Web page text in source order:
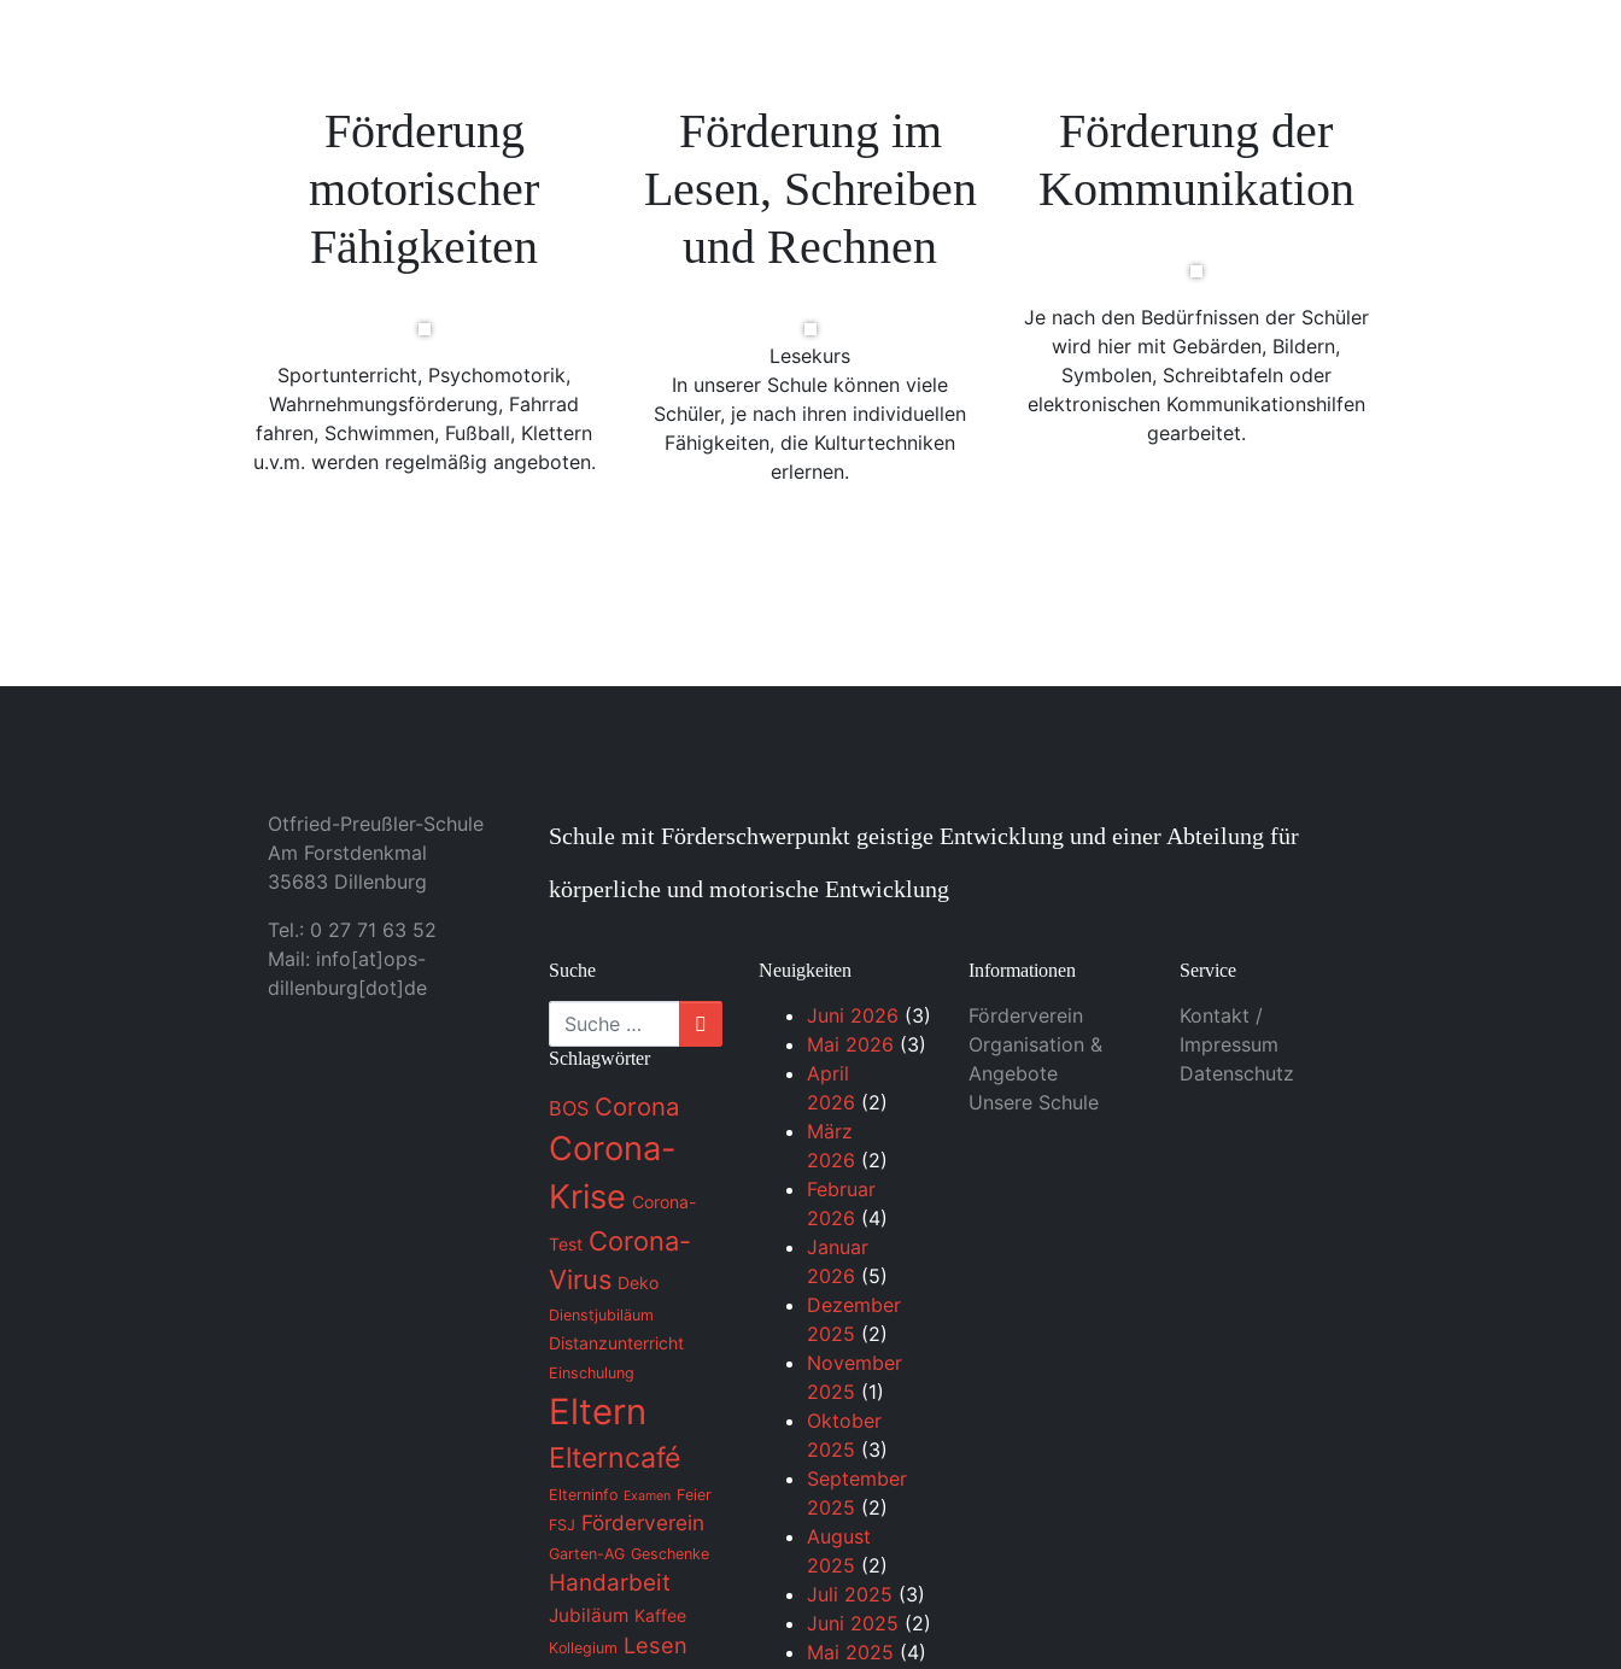
Förderung
motorischer
Fähigkeiten
Sportunterricht, Psychomotorik,
Wahrnehmungsförderung, Fahrrad
fahren, Schwimmen, Fußball, Klettern
u.v.m. werden regelmäßig angeboten.
Förderung im
Lesen, Schreiben
und Rechnen
Lesekurs
In unserer Schule können viele
Schüler, je nach ihren individuellen
Fähigkeiten, die Kulturtechniken
erlernen.
Förderung der
Kommunikation
Je nach den Bedürfnissen der Schüler
wird hier mit Gebärden, Bildern,
Symbolen, Schreibtafeln oder
elektronischen Kommunikationshilfen
gearbeitet.
Otfried-Preußler-Schule
Am Forstdenkmal
35683 Dillenburg
Tel.: 0 27 71 63 52
Mail: info[at]ops-
dillenburg[dot]de
Schule mit Förderschwerpunkt geistige Entwicklung und einer Abteilung für
körperliche und motorische Entwicklung
Suche
Suche
Schlagwörter
BOS Corona
Corona-
Krise Corona-
Test Corona-
Virus Deko
Dienstjubiläum
Distanzunterricht
Einschulung
Eltern
Elterncafé
Elterninfo Examen Feier
FSJ Förderverein
Garten-AG Geschenke
Handarbeit
Jubiläum Kaffee
Kollegium Lesen
Neuigkeiten
Juni 2026 (3)
Mai 2026 (3)
April
2026 (2)
März
2026 (2)
Februar
2026 (4)
Januar
2026 (5)
Dezember
2025 (2)
November
2025 (1)
Oktober
2025 (3)
September
2025 (2)
August
2025 (2)
Juli 2025 (3)
Juni 2025 (2)
Mai 2025 (4)
Informationen
Förderverein
Organisation &
Angebote
Unsere Schule
Service
Kontakt /
Impressum
Datenschutz